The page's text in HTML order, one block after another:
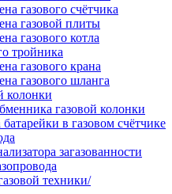
газового счётчика
газовой плиты
газового котла
тройника
газового крана
газового шланга
колонки
газовой колонки
в газовом счётчике
загазованности
техники/